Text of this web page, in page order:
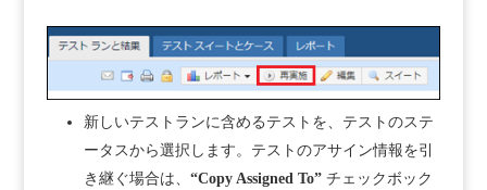
新しいテストランに含めるテストを、テストのステ
ータスから選択します。テストのアサイン情報を引
き継ぐ場合は、 “Copy Assigned To”チェックボック